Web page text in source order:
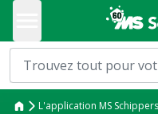
L'application MS Schippers